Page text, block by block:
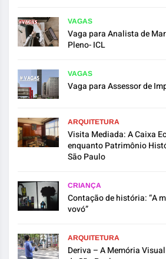
VAGAS
Vaga para Analista de
Pleno- ICL
VAGAS
Vaga para Assessor de
ARQUITETURA
Visita Mediada: A Caixa
enquanto Patrimônio
São Paulo
CRIANÇA
Contação de história: “A
vovó”
ARQUITETURA
Deriva – A Memória